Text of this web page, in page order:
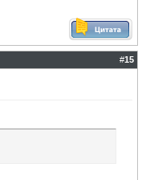
#15